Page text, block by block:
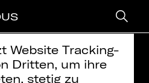
Website Tracking-
Dritten, um ihre
stetig zu